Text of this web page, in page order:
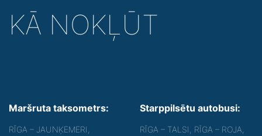
KĀ NOKĻŪT
Maršruta taksometrs:
RĪGA – JAUNĶEMERI,
Starppilsētu autobusi:
RĪGA – TALSI, RĪGA – ROJA,